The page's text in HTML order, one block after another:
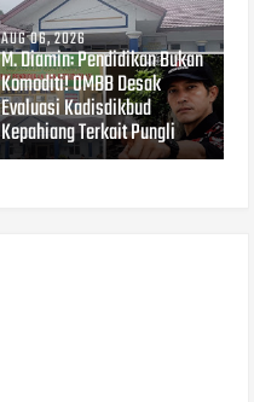
AUG 06, 2026
M. Diamin: Pendidikan Bukan
Komoditi! OMBB Desak
Evaluasi Kadisdikbud
Kepahiang Terkait Pungli